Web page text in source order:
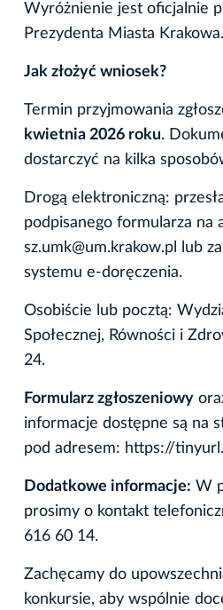
Wyróżnienie jest oficjalnie
Prezydenta Miasta Krakowa.
Jak złożyć wniosek?
Termin przyjmowania
kwietnia 2026 roku.
dostarczyć na kilka
Drogą elektroniczną:
podpisanego formularza na
sz.umk@um.krakow.pl lub
systemu e-doręczenia.
Osobiście lub pocztą:
Społecznej, Równości i
24.
Formularz zgłoszeniowy
informacje dostępne są na
pod adresem: https://
Dodatkowe informacje: W
prosimy o kontakt
616 60 14.
Zachęcamy do
konkursie, aby wspólnie